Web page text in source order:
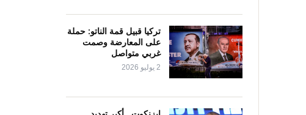
تركيا قبيل قمة الناتو: حملة
على المعارضة وصمت
غربي متواصل
2 يوليو 2026